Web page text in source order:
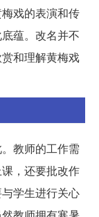
戏的表演和传
蕴。改名并不
和理解黄梅戏
教师的工作需
，还要批改作
学生进行关心